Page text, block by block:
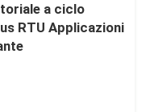
a ciclo
RTU Applicazioni